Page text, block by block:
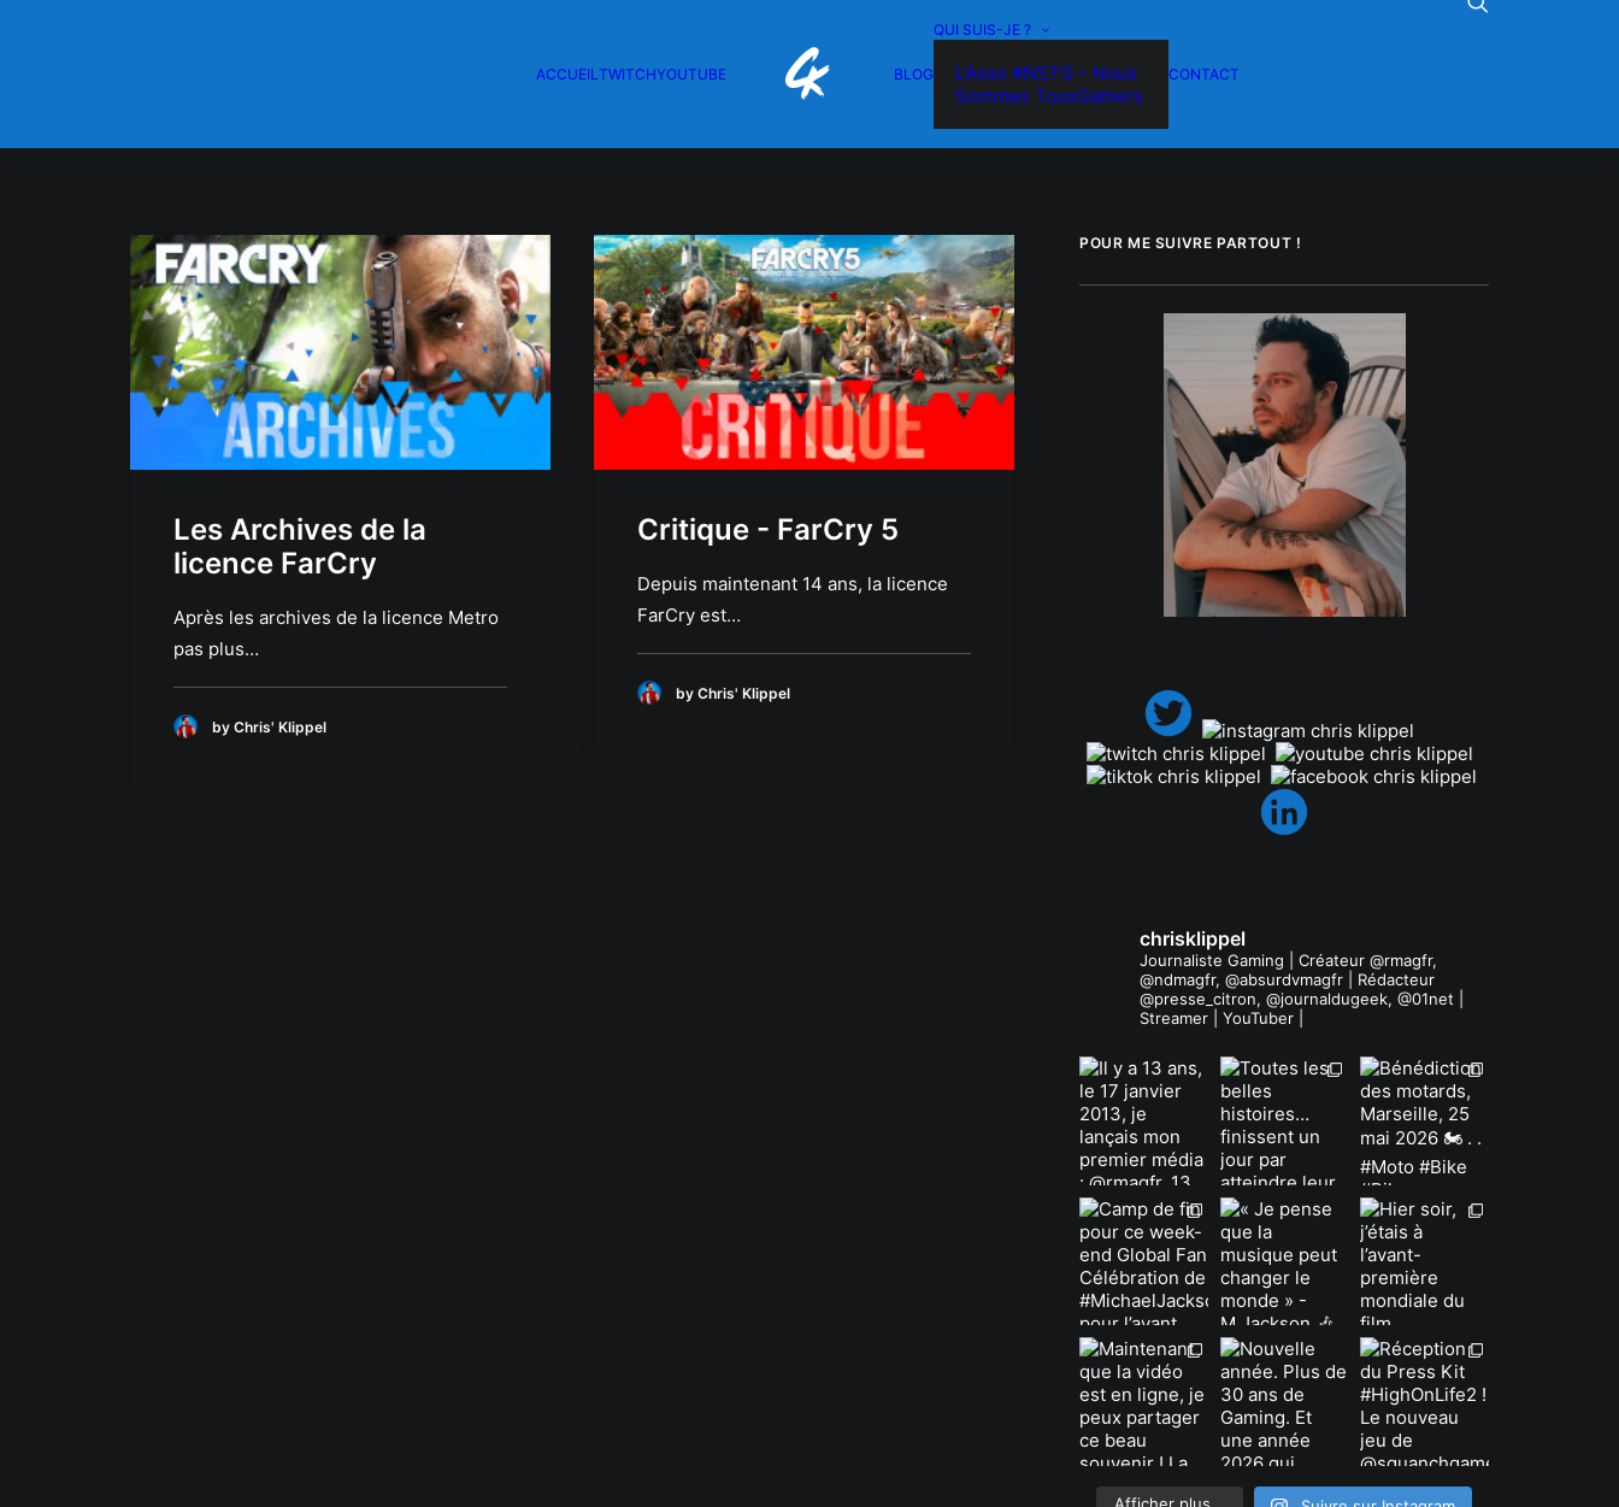
ACCUEILTWITCHYOUTUBE BLOG
QUI SUIS-JE ?
L’Asso #NSTG – Nous
Sommes TousGamers
CONTACT
Les Archives de la
licence FarCry
Après les archives de la licence Metro
pas plus…
by Chris' Klippel
Critique - FarCry 5
Depuis maintenant 14 ans, la licence
FarCry est…
by Chris' Klippel
POUR ME SUIVRE PARTOUT !
chrisklippel
Journaliste Gaming | Créateur @rmagfr,
@ndmagfr, @absurdvmagfr | Rédacteur
@presse_citron, @journaldugeek, @01net |
Streamer | YouTuber |